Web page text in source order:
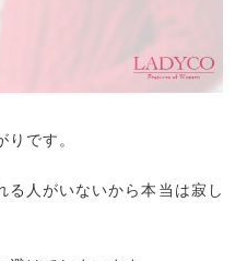
です。
る人がいないから本当は寂し